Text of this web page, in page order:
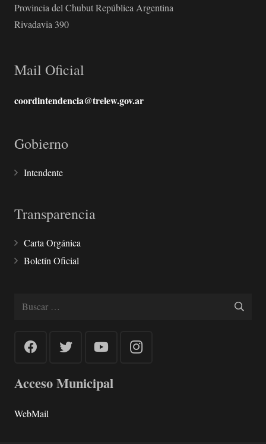
Provincia del Chubut República Argentina
Rivadavia 390
Mail Oficial
coordintendencia@trelew.gov.ar
Gobierno
Intendente
Transparencia
Carta Orgánica
Boletín Oficial
Buscar:
Acceso Municipal
WebMail